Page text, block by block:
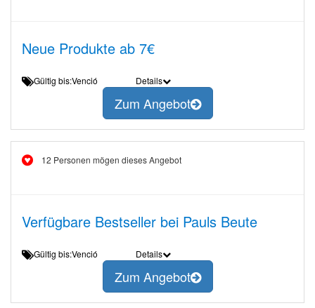
Neue Produkte ab 7€
Gültig bis:Venció Details
Zum Angebot
12 Personen mögen dieses Angebot
Verfügbare Bestseller bei Pauls Beute
Gültig bis:Venció Details
Zum Angebot